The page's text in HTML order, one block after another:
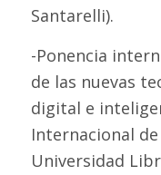
Santarelli).
-Ponencia
de las nuevas
digital e
Internacional
Universidad